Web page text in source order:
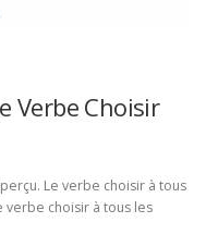
Verbe Choisir
Le verbe choisir à tous
verbe choisir à tous les